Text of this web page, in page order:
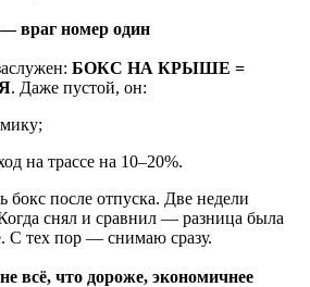
враг номер один
БОКС НА КРЫШЕ =
. Даже пустой, он:
на трассе на 10–20%.
бокс после отпуска. Две недели
снял и сравнил — разница была
С тех пор — снимаю сразу.
всё, что дороже, экономичнее